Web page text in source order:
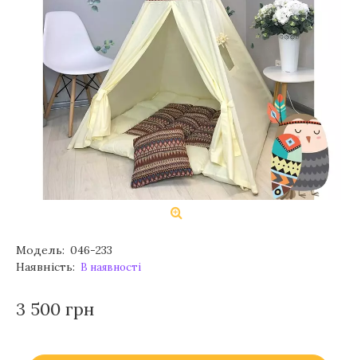
Модель: 046-233
Наявність: В наявності
3 500 грн